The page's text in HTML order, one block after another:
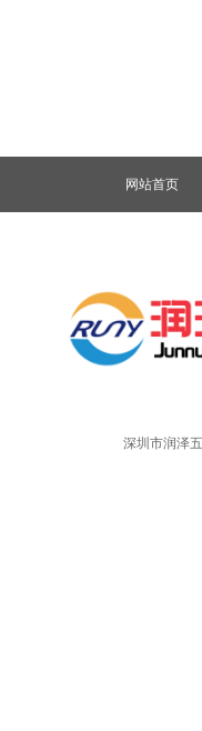
网站首页
深圳市润泽